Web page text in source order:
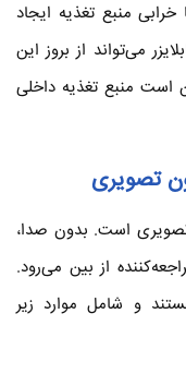
منبع تغذیه ایجاد
می‌تواند از بروز این
است منبع تغذیه داخلی
تصویری
تصویری است. بدون صدا،
از بین می‌رود.
و شامل موارد زیر